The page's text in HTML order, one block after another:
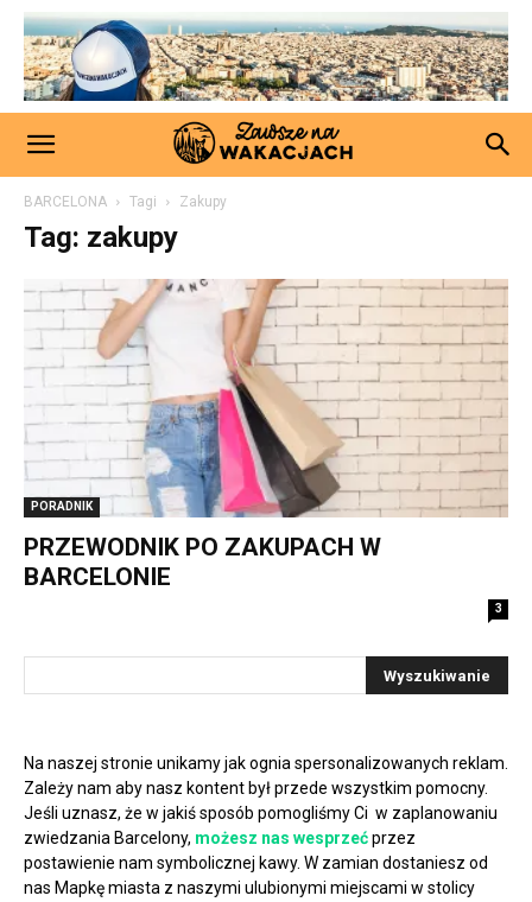
BARCELONA Tagi Zakupy
Tag: zakupy
PORADNIK
PRZEWODNIK PO ZAKUPACH W
BARCELONIE
3
Na naszej stronie unikamy jak ognia spersonalizowanych reklam.
Zależy nam aby nasz kontent był przede wszystkim pomocny.
Jeśli uznasz, że w jakiś sposób pomogliśmy Ci w zaplanowaniu
zwiedzania Barcelony, możesz nas wesprzećprzez
postawienie nam symbolicznej kawy. W zamian dostaniesz od
nas Mapkę miasta z naszymi ulubionymi miejscami w stolicy